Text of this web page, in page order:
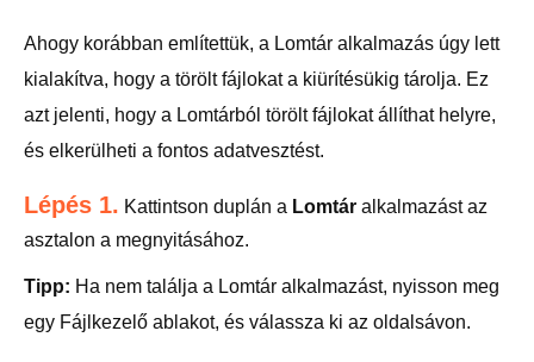
Ahogy korábban említettük, a Lomtár alkalmazás úgy lett
kialakítva, hogy a törölt fájlokat a kiürítésükig tárolja. Ez
azt jelenti, hogy a Lomtárból törölt fájlokat állíthat helyre,
és elkerülheti a fontos adatvesztést.
Lépés 1. Kattintson duplán a Lomtár alkalmazást az
asztalon a megnyitásához.
Tipp: Ha nem találja a Lomtár alkalmazást, nyisson meg
egy Fájlkezelő ablakot, és válassza ki az oldalsávon.